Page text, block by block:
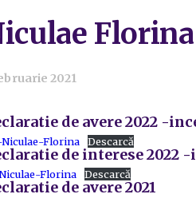
Florina
2021
de avere 2022 -
Niculae-Florina Descarcă
de interese 2022
Florina Descarcă
de avere 2021